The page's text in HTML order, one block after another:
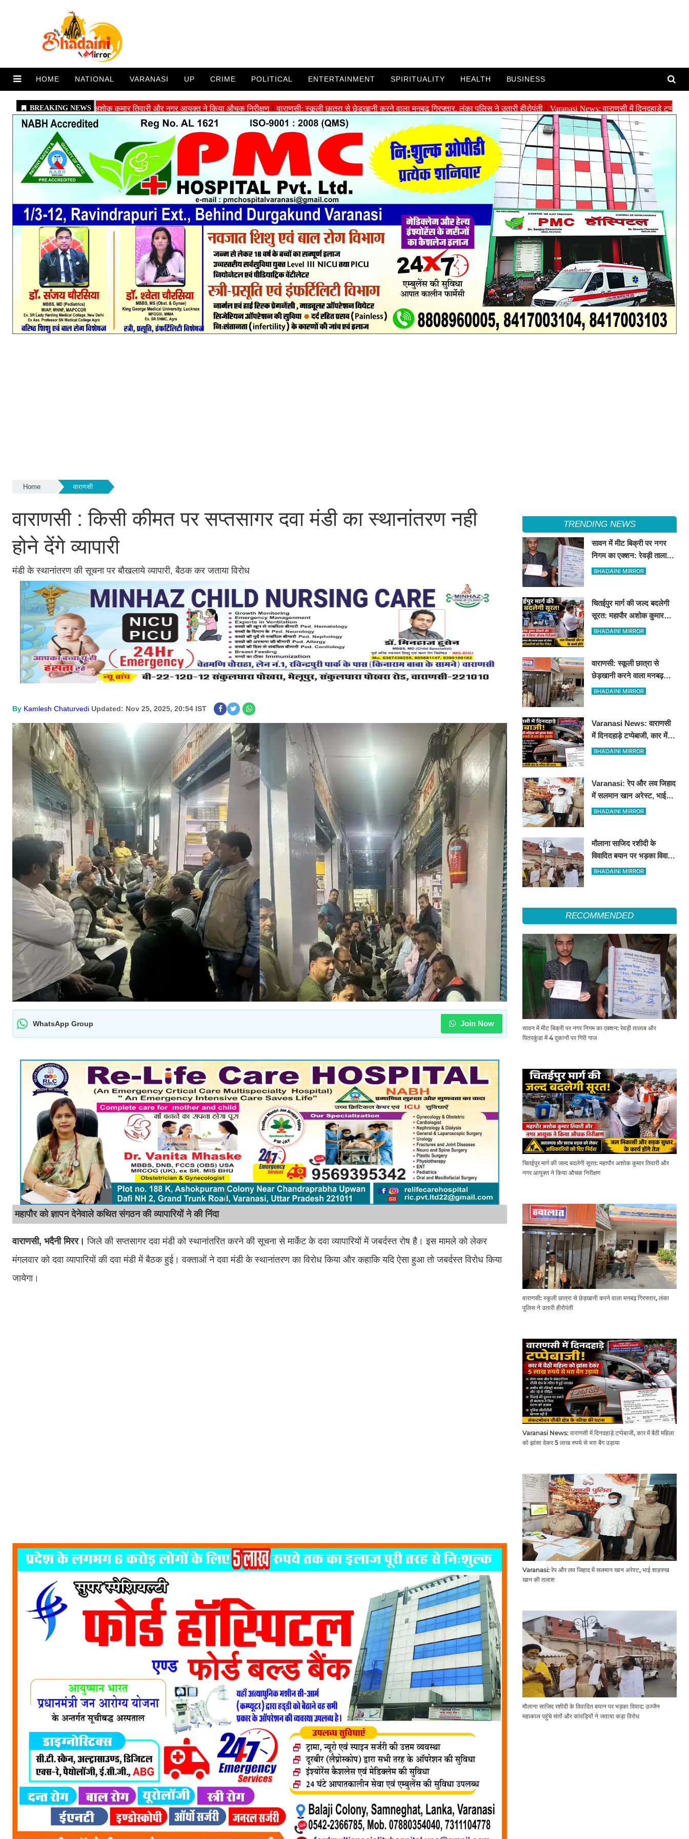
HOME NATIONAL VARANASI UP CRIME POLITICAL ENTERTAINMENT SPIRITUALITY HEALTH BUSINESS
Home वाराणसी
वाराणसी : किसी कीमत पर सप्तसागर दवा मंडी का स्थानांतरण नही
होने देंगे व्यापारी
मंडी के स्थानांतरण की सूचना पर बौखलाये व्यापारी, बैठक कर जताया विरोध
By Kamlesh Chaturvedi Updated: Nov 25, 2025, 20:54 IST
WhatsApp Group Join Now
महापौर को ज्ञापन देनेवाले कथित संगठन की व्यापारियों ने की निंदा
वाराणसी, भदैनी मिरर।जिले की सप्तसागर दवा मंडी को स्थानांतरित करने की सूचना से मार्केट के दवा व्यापारियों में जबर्दस्त रोष है। इस मामले को लेकर
मंगलवार को दवा व्यापारियों की दवा मंडी में बैठक हुई। वक्ताओं ने दवा मंडी के स्थानांतरण का विरोध किया और कहाकि यदि ऐसा हुआ तो जबर्दस्त विरोध किया
जायेगा।
TRENDING NEWS
सावन में मीट बिक्री पर नगर
निगम का एक्शन: रेवड़ी तालाब
और पितरकुंडा में 4 दुकानों पर
BHADAINI MIRROR
चितईपुर मार्ग की जल्द बदलेगी
सूरत: महापौर अशोक कुमार
तिवारी और नगर आयुक्त ने किया
BHADAINI MIRROR
वाराणसी: स्कूली छात्रा से
छेड़खानी करने वाला मनबढ़
गिरफ्तार, लंका पुलिस ने उतारी
BHADAINI MIRROR
Varanasi News: वाराणसी
में दिनदहाड़े टप्पेबाजी, कार में
बैठी महिला को झांसा देकर 5
BHADAINI MIRROR
Varanasi: रेप और लव जिहाद
में सलमान खान अरेस्ट, भाई
शाहरुख खान की तलाश
BHADAINI MIRROR
मौलाना साजिद रशीदी के
विवादित बयान पर भड़का विवाद:
उज्जैन महाकाल पहुंचे संतों और
BHADAINI MIRROR
RECOMMENDED
सावन में मीट बिक्री पर नगर निगम का एक्शन: रेवड़ी तालाब और
पितरकुंडा में 4 दुकानों पर गिरी गाज
चितईपुर मार्ग की जल्द बदलेगी सूरत: महापौर अशोक कुमार तिवारी और
नगर आयुक्त ने किया औचक निरीक्षण
वाराणसी: स्कूली छात्रा से छेड़खानी करने वाला मनबढ़ गिरफ्तार, लंका
पुलिस ने उतारी हीरोपंती
Varanasi News: वाराणसी में दिनदहाड़े टप्पेबाजी, कार में बैठी महिला
को झांसा देकर 5 लाख रुपये से भरा बैग उड़ाया
Varanasi: रेप और लव जिहाद में सलमान खान अरेस्ट, भाई शाहरुख
खान की तलाश
मौलाना साजिद रशीदी के विवादित बयान पर भड़का विवाद: उज्जैन
महाकाल पहुंचे संतों और कांवड़ियों ने जताया कड़ा विरोध